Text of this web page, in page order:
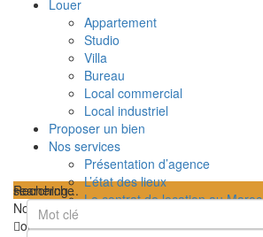
Louer
Appartement
Studio
Villa
Bureau
Local commercial
Local industriel
Proposer un bien
Nos services
Présentation d’agence
L’état des lieux
Le contrat de location au Maroc
searching...
Nous n'avons trouvé aucun résultat
ouvrir la carte
Recherche